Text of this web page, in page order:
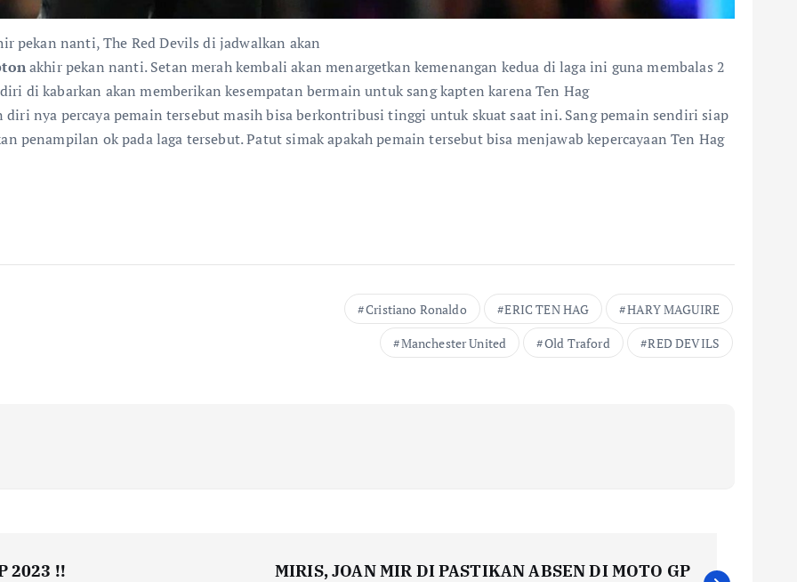
pekan nanti, The Red Devils di jadwalkan akan
akhir pekan nanti. Setan merah kembali akan menargetkan kemenangan kedua di laga ini guna membalas 2
di kabarkan akan memberikan kesempatan bermain untuk sang kapten karena Ten Hag
nya percaya pemain tersebut masih bisa berkontribusi tinggi untuk skuat saat ini. Sang pemain sendiri siap
penampilan ok pada laga tersebut. Patut simak apakah pemain tersebut bisa menjawab kepercayaan Ten Hag
Cristiano Ronaldo ERIC TEN HAG
HARY MAGUIRE
Manchester United
Old Traford RED DEVILS
2023 !!
MIRIS, JOAN MIR DI PASTIKAN ABSEN DI MOTO GP